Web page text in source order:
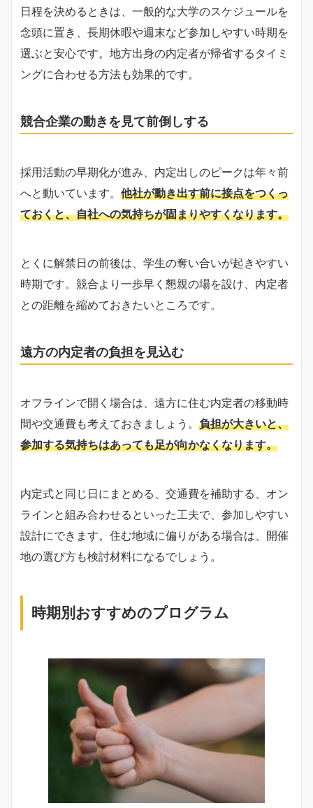
日程を決めるときは、一般的な大学のスケジュールを
念頭に置き、長期休暇や週末など参加しやすい時期を
選ぶと安心です。地方出身の内定者が帰省するタイミ
ングに合わせる方法も効果的です。
競合企業の動きを見て前倒しする
採用活動の早期化が進み、内定出しのピークは年々前
へと動いています。 他社が動き出す前に接点をつくっ
ておくと、自社への気持ちが固まりやすくなります。
とくに解禁日の前後は、学生の奪い合いが起きやすい
時期です。競合より一歩早く懇親の場を設け、内定者
との距離を縮めておきたいところです。
遠方の内定者の負担を見込む
オフラインで開く場合は、遠方に住む内定者の移動時
間や交通費も考えておきましょう。 負担が大きいと、
参加する気持ちはあっても足が向かなくなります。
内定式と同じ日にまとめる、交通費を補助する、オン
ラインと組み合わせるといった工夫で、参加しやすい
設計にできます。住む地域に偏りがある場合は、開催
地の選び方も検討材料になるでしょう。
時期別おすすめのプログラム